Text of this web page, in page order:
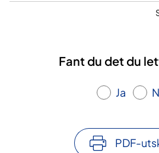
Fant du det du
Ja
PDF-